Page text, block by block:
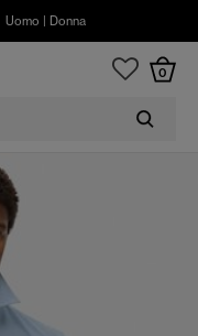
Uomo Donna
0